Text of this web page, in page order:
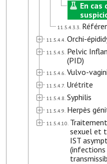
En cas
11.5.4.3.3.
11.5.4.4. Orchi-
11.5.4.5. Pelvic
(PID)
11.5.4.6. Vulvo-
11.5.4.7. Urétrite
11.5.4.8. Syphilis
11.5.4.9. Herpès
11.5.4.10.
sexuel et
IST